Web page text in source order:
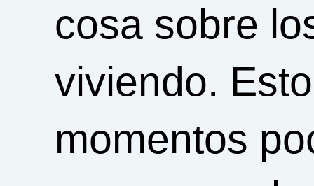
cosa sobre
viviendo.
momentos